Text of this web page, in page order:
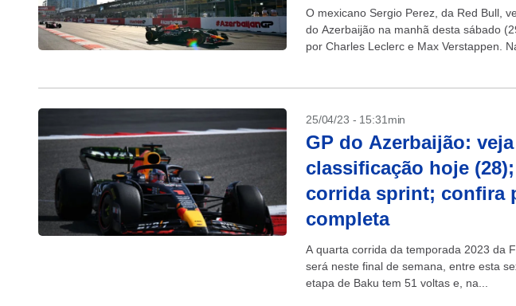
O mexicano Sergio Perez, da Red Bull,
do Azerbaijão na manhã desta sábado
por Charles Leclerc e Max Verstappen.
25/04/23 - 15:31min
GP do Azerbaijão:
classificação hoje
corrida sprint; confira
completa
A quarta corrida da temporada 2023 da
será neste final de semana, entre esta
etapa de Baku tem 51 voltas e, na...